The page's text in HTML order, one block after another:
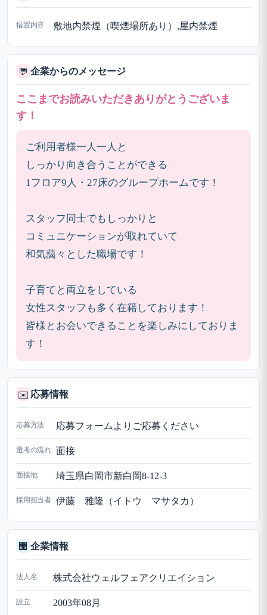
措置内容 敷地内禁煙（喫煙場所あり）,屋内禁煙
💬 企業からのメッセージ
ここまでお読みいただきありがとうございま
す！
ご利用者様一人一人と
しっかり向き合うことができる
1フロア9人・27床のグループホームです！
スタッフ同士でもしっかりと
コミュニケーションが取れていて
和気藹々とした職場です！
子育てと両立をしている
女性スタッフも多く在籍しております！
皆様とお会いできることを楽しみにしておりま
す！
✉️ 応募情報
応募方法 応募フォームよりご応募ください
選考の流れ 面接
面接地 埼玉県白岡市新白岡8-12-3
採用担当者 伊藤 雅隆（イトウ マサタカ）
🏢 企業情報
法人名 株式会社ウェルフェアクリエイション
設立 2003年08月